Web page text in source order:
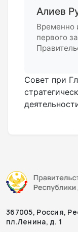
Алиев
Временно
первого
Совет при
367005, Россия,
пл.Ленина, д. 1